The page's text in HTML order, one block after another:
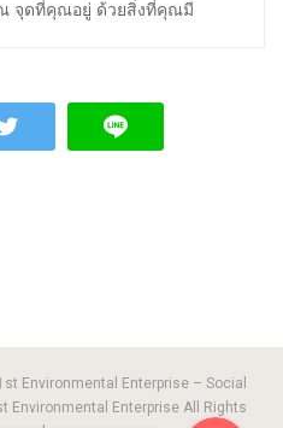
จุดที่คุณอยู่ ด้วยสิ่งที่คุณมี
Environmental Enterprise – Social
Environmental Enterprise All Rights